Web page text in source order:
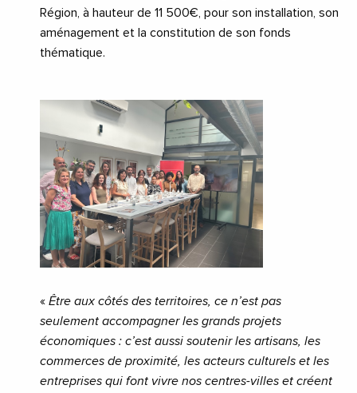
Région, à hauteur de 11 500€, pour son installation, son
aménagement et la constitution de son fonds
thématique.
« Être aux côtés des territoires, ce n’est pas
seulement accompagner les grands projets
économiques : c’est aussi soutenir les artisans, les
commerces de proximité, les acteurs culturels et les
entreprises qui font vivre nos centres-villes et créent